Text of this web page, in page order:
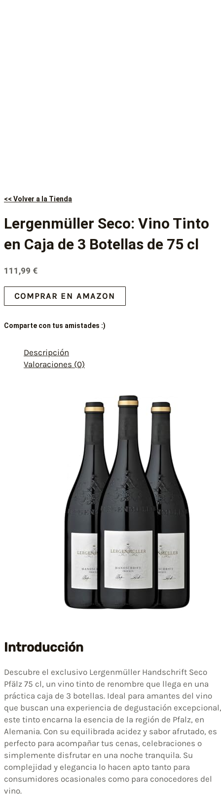
<< Volver a la Tienda
Lergenmüller Seco: Vino Tinto
en Caja de 3 Botellas de 75 cl
111,99 €
COMPRAR EN AMAZON
Comparte con tus amistades :)
Descripción
Valoraciones (0)
Introducción
Descubre el exclusivo Lergenmüller Handschrift Seco
Pfälz 75 cl, un vino tinto de renombre que llega en una
práctica caja de 3 botellas. Ideal para amantes del vino
que buscan una experiencia de degustación excepcional,
este tinto encarna la esencia de la región de Pfalz, en
Alemania. Con su equilibrada acidez y sabor afrutado, es
perfecto para acompañar tus cenas, celebraciones o
simplemente disfrutar en una noche tranquila. Su
complejidad y elegancia lo hacen apto tanto para
consumidores ocasionales como para conocedores del
vino.